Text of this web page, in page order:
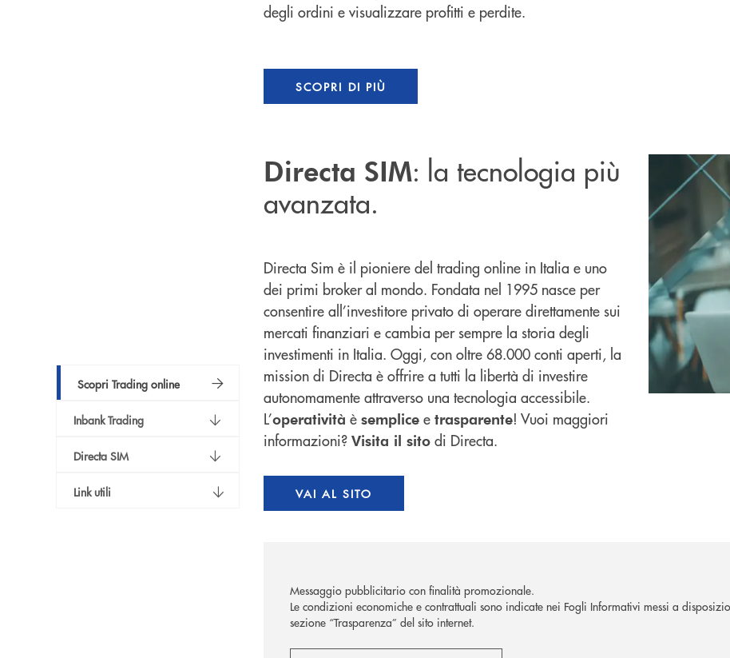
Scopri Trading online
Inbank Trading
Directa SIM
Link utili
degli ordini e visualizzare profitti e perdite.
SCOPRI DI PIÙ
Directa SIM: la tecnologia più
avanzata.
Directa Sim è il pioniere del trading online in Italia e uno
dei primi broker al mondo. Fondata nel 1995 nasce per
consentire all’investitore privato di operare direttamente sui
mercati finanziari e cambia per sempre la storia degli
investimenti in Italia. Oggi, con oltre 68.000 conti aperti, la
mission di Directa è offrire a tutti la libertà di investire
autonomamente attraverso una tecnologia accessibile.
L’operatività è semplice e trasparente! Vuoi maggiori
informazioni? Visita il sito di Directa.
VAI AL SITO
Messaggio pubblicitario con finalità promozionale.
Le condizioni economiche e contrattuali sono indicate nei Fogli Informativi messi a
sezione “Trasparenza” del sito internet.